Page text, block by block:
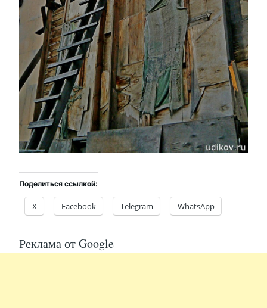
Поделиться ссылкой:
X Facebook Telegram WhatsApp
Реклама от Google